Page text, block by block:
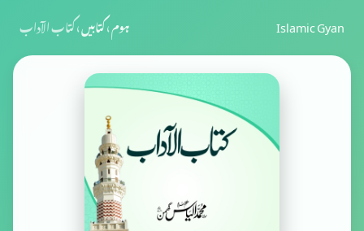
Islamic Gyan ہوم›کتابیں›کتاب الآداب